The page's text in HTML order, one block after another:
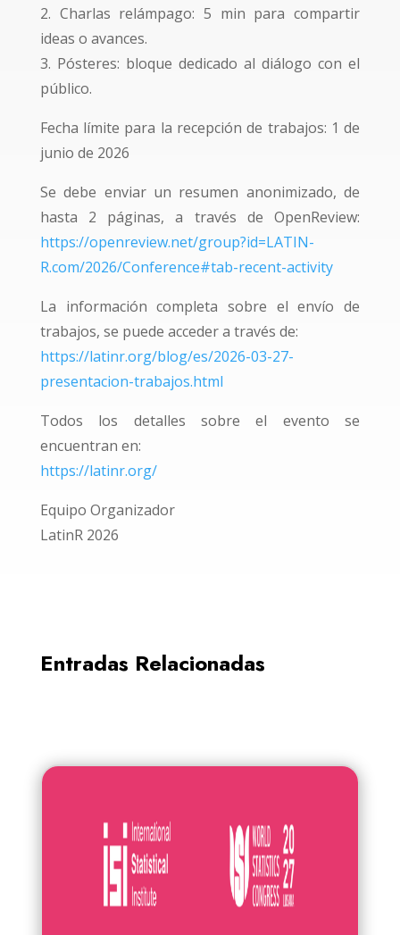
2. Charlas relámpago: 5 min para compartir
ideas o avances.
3. Pósteres: bloque dedicado al diálogo con el
público.
Fecha límite para la recepción de trabajos: 1 de
junio de 2026
Se debe enviar un resumen anonimizado, de
hasta 2 páginas, a través de OpenReview:
https://openreview.net/group?id=LATIN-
R.com/2026/Conference#tab-recent-activity
La información completa sobre el envío de
trabajos, se puede acceder a través de:
https://latinr.org/blog/es/2026-03-27-
presentacion-trabajos.html
Todos los detalles sobre el evento se
encuentran en:
https://latinr.org/
Equipo Organizador
LatinR 2026
Entradas Relacionadas